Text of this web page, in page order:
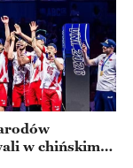
w chińskim